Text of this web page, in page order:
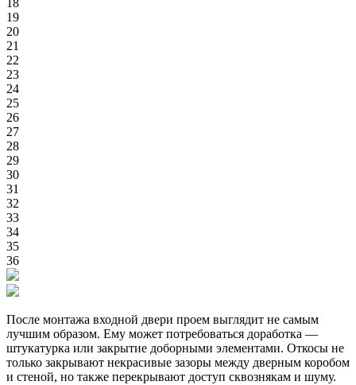
18
19
20
21
22
23
24
25
26
27
28
29
30
31
32
33
34
35
36
После монтажа входной двери проем выглядит не самым
лучшим образом. Ему может потребоваться доработка —
штукатурка или закрытие доборными элементами. Откосы не
только закрывают некрасивые зазоры между дверным коробом
и стеной, но также перекрывают доступ сквознякам и шуму.